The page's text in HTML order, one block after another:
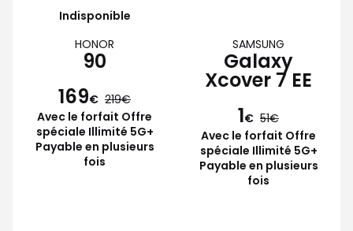
Indisponible
HONOR
90
169€ 219
Avec le forfait Offre
spéciale Illimité 5G+
Payable en plusieurs
fois
SAMSUNG
Galaxy
Xcover 7 EE
1€ 51
Avec le forfait Offre
spéciale Illimité 5G+
Payable en plusieurs
fois